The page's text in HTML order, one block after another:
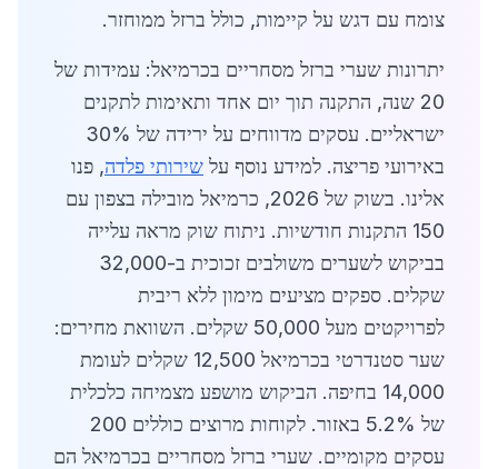
צומח עם דגש על קיימות, כולל ברזל ממוחזר.
יתרונות שערי ברזל מסחריים בכרמיאל: עמידות של
20 שנה, התקנה תוך יום אחד ותאימות לתקנים
ישראליים. עסקים מדווחים על ירידה של 30%
באירועי פריצה. למידע נוסף על שירותי פלדה, פנו
אלינו. בשוק של 2026, כרמיאל מובילה בצפון עם
150 התקנות חודשיות. ניתוח שוק מראה עלייה
בביקוש לשערים משולבים זכוכית ב-32,000
שקלים. ספקים מציעים מימון ללא ריבית
לפרויקטים מעל 50,000 שקלים. השוואת מחירים:
שער סטנדרטי בכרמיאל 12,500 שקלים לעומת
14,000 בחיפה. הביקוש מושפע מצמיחה כלכלית
של 5.2% באזור. לקוחות מרוצים כוללים 200
עסקים מקומיים. שערי ברזל מסחריים בכרמיאל הם